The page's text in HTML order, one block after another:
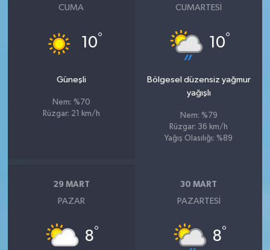
CUMA
10°
Güneşli
Nem: %70
Rüzgar: 21 km/h
CUMARTESI
10°
Bölgesel düzensiz yağmur
yağışlı
Nem: %79
Rüzgar: 36 km/h
Yağış Olasılığı: %89
29 MART
PAZAR
8°
30 MART
PAZARTESI
8°